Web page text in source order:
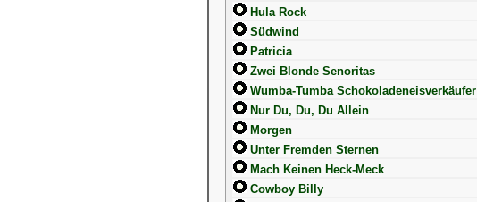
Hula Rock
Südwind
Patricia
Zwei Blonde Senoritas
Wumba-Tumba Schokoladeneisverkäufer
Nur Du, Du, Du Allein
Morgen
Unter Fremden Sternen
Mach Keinen Heck-Meck
Cowboy Billy